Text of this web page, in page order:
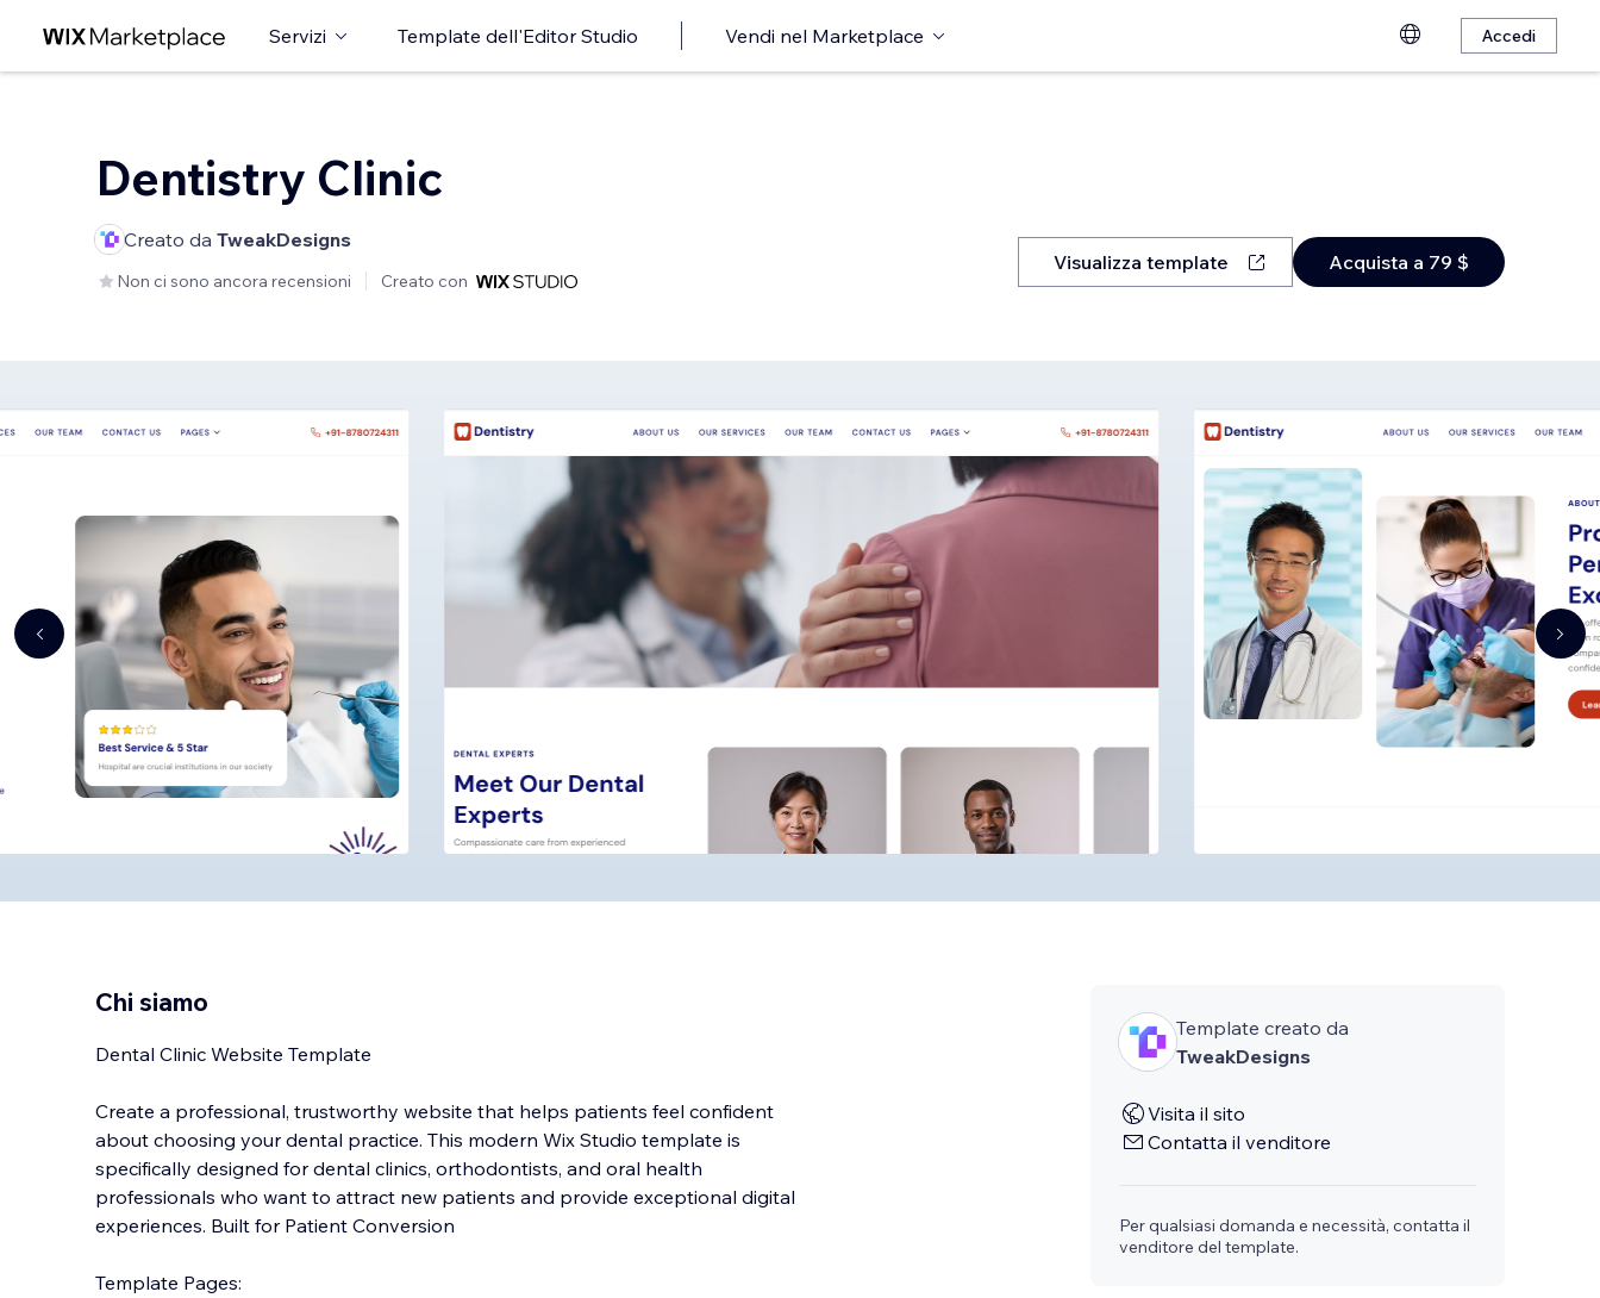
Servizi Template dell'Editor Studio Vendi nel Marketplace Accedi
Dentistry Clinic
Creato da TweakDesigns
Non ci sono ancora recensioni Creato con
Visualizza template Acquista a 79 $
Chi siamo
Dental Clinic Website Template
Create a professional, trustworthy website that helps patients feel confident
about choosing your dental practice. This modern Wix Studio template is
specifically designed for dental clinics, orthodontists, and oral health
professionals who want to attract new patients and provide exceptional digital
experiences. Built for Patient Conversion
Template Pages:
Template creato da
TweakDesigns
Visita il sito
Contatta il venditore
Per qualsiasi domanda e necessità, contatta il
venditore del template.